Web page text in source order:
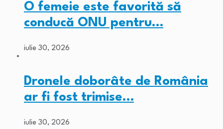
O femeie este favorită să
conducă ONU pentru…
iulie 30, 2026
Dronele doborâte de România
ar fi fost trimise…
iulie 30, 2026